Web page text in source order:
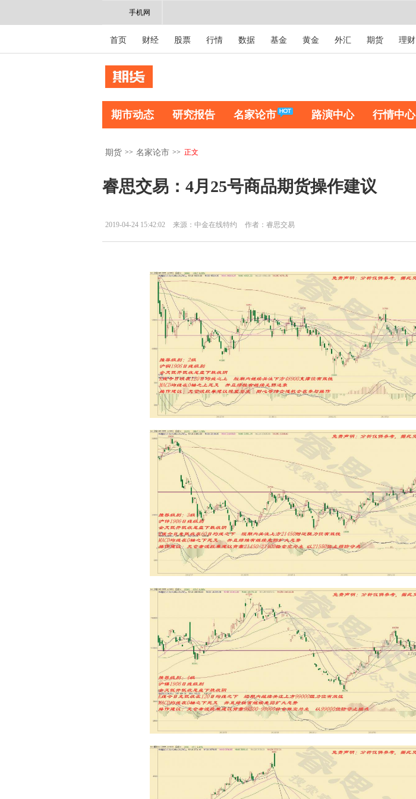
手机网
首页 财经 股票 行情 数据 基金 黄金 外汇 期货 理财
期市动态 研究报告 名家论市 路演中心 行情中心
期货 >> 名家论市 >> 正文
睿思交易：4月25号商品期货操作建议
2019-04-24 15:42:02 来源：中金在线特约 作者：睿思交易